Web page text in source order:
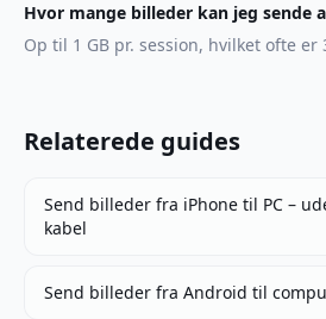
Hvor mange billeder kan jeg sende
Op til 1 GB pr. session, hvilket ofte er
Relaterede guides
Send billeder fra iPhone til PC –
kabel
Send billeder fra Android til